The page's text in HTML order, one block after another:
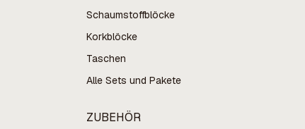
Schaumstoffblöcke
Korkblöcke
Taschen
Alle Sets und Pakete
ZUBEHÖR